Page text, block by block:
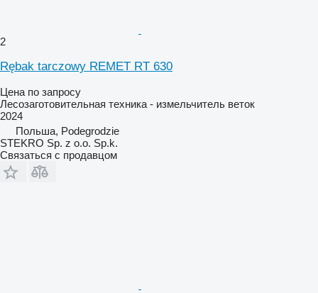
2
Rębak tarczowy REMET RT 630
Цена по запросу
Лесозаготовительная техника - измельчитель веток
2024
Польша, Podegrodzie
STEKRO Sp. z o.o. Sp.k.
Связаться с продавцом